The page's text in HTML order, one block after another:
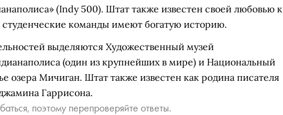
(Indy 500). Штат также известен своей любовью к
команды имеют богатую историю.
выделяются Художественный музей
(один из крупнейших в мире) и Национальный
озера Мичиган. Штат также известен как родина писателя
Гаррисона.
поэтому перепроверяйте ответы.